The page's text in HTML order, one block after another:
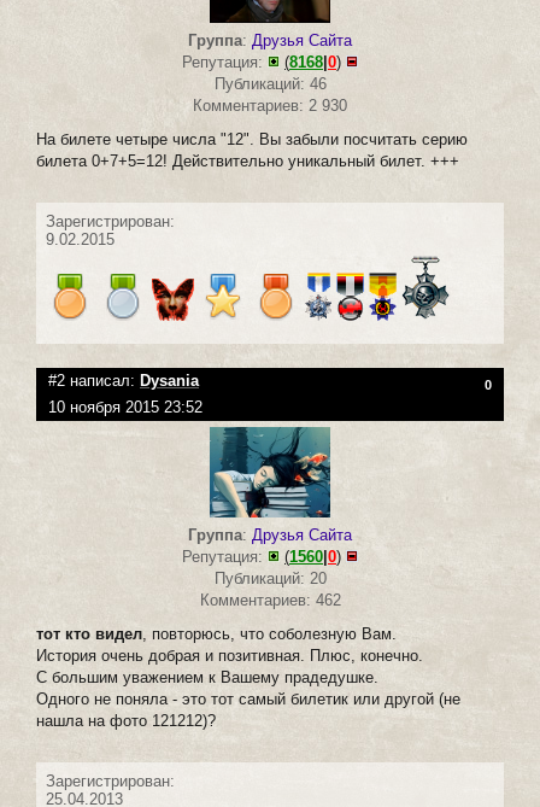
Группа: Друзья Сайта
Репутация:
(8168 0)
Публикаций: 46
Комментариев: 2 930
На билете четыре числа "12". Вы забыли посчитать серию
билета 0+7+5=12! Действительно уникальный билет. +++
Зарегистрирован:
9.02.2015
#2 написал: Dysania 0
10 ноября 2015 23:52
Группа: Друзья Сайта
Репутация:
(1560 0)
Публикаций: 20
Комментариев: 462
тот кто видел, повторюсь, что соболезную Вам.
История очень добрая и позитивная. Плюс, конечно.
С большим уважением к Вашему прадедушке.
Одного не поняла - это тот самый билетик или другой (не
нашла на фото 121212)?
Зарегистрирован:
25.04.2013